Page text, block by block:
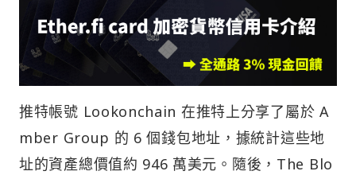
推特帳號 Lookonchain 在推特上分享了屬於 A
mber Group 的 6 個錢包地址，據統計這些地
址的資產總價值約 946 萬美元。隨後，The Blo